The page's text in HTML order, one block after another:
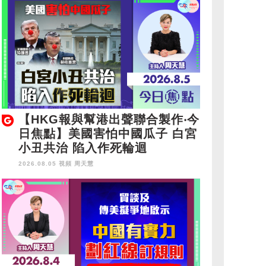
【HKG報與幫港出聲聯合製作‧今
日焦點】美國害怕中國瓜子 白宮
小丑共治 陷入作死輪迴
2026.08.05 視頻 周天慧